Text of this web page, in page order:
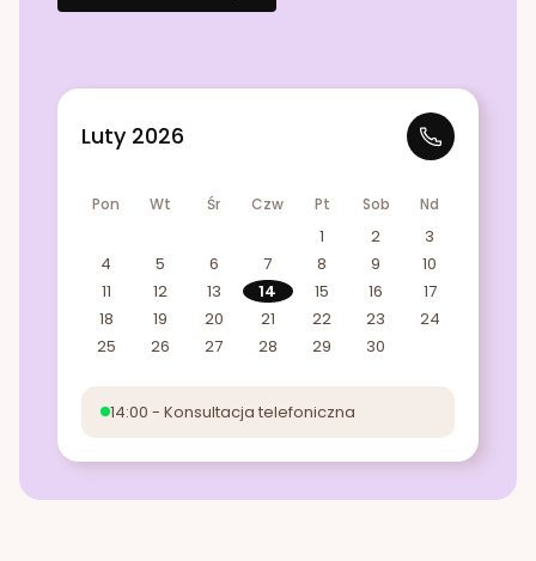
Luty 2026
Pon Wt Śr Czw Pt Sob Nd
1 2
3
4
5 6 7 8 9
10
11
12 13 14 15 16
17
18
19 20 21 22 23
24
25
26 27 28 29 30
14:00 - Konsultacja telefoniczna